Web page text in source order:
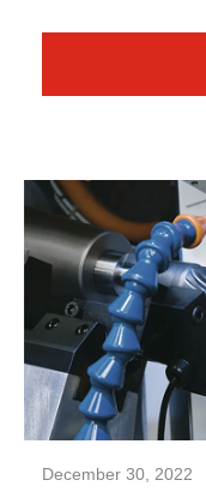
December 30, 2022